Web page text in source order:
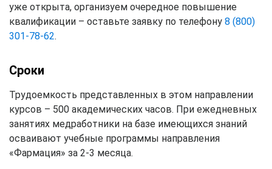
уже открыта, организуем очередное повышение
квалификации – оставьте заявку по телефону 8 (800)
301-78-62.
Сроки
Трудоемкость представленных в этом направлении
курсов – 500 академических часов. При ежедневных
занятиях медработники на базе имеющихся знаний
осваивают учебные программы направления
«Фармация» за 2-3 месяца.